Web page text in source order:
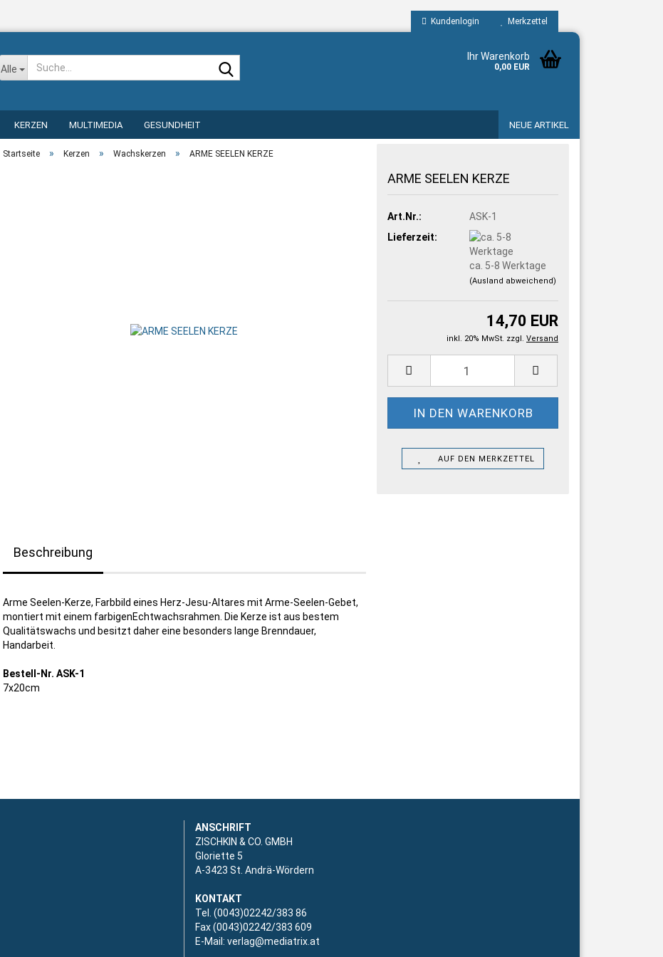
Kundenlogin Merkzettel
Alle
Ihr Warenkorb
0,00 EUR
KERZEN MULTIMEDIA GESUNDHEIT NEUE ARTIKEL
Startseite » Kerzen » Wachskerzen » ARME SEELEN KERZE
ARME SEELEN KERZE
Art.Nr.:
ASK-1
Lieferzeit:
ca. 5-8 Werktage
(Ausland abweichend)
14,70 EUR
inkl. 20% MwSt. zzgl. Versand
AUF DEN MERKZETTEL
Beschreibung
Arme Seelen-Kerze, Farbbild eines Herz-Jesu-Altares mit Arme-Seelen-Gebet,
montiert mit einem farbigenEchtwachsrahmen. Die Kerze ist aus bestem
Qualitätswachs und besitzt daher eine besonders lange Brenndauer,
Handarbeit.
Bestell-Nr. ASK-1
7x20cm
ANSCHRIFT
ZISCHKIN & CO. GMBH
Gloriette 5
A-3423 St. Andrä-Wördern
KONTAKT
Tel. (0043)02242/383 86
Fax (0043)02242/383 609
E-Mail: verlag@mediatrix.at